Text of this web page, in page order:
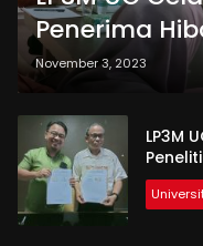
Penerima
PKM
November 3, 2023
LP3M